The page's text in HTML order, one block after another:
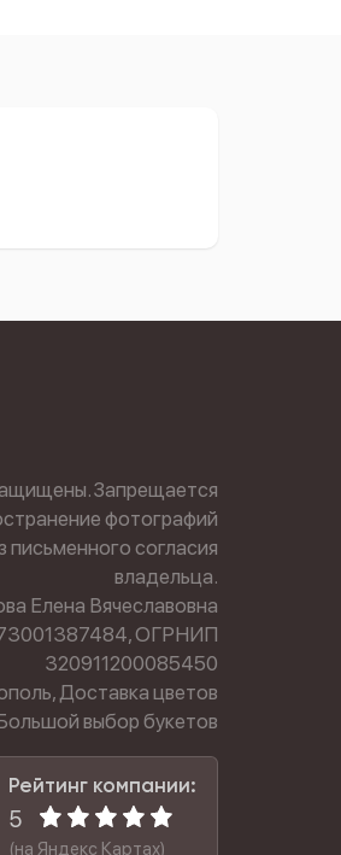
Запрещается
фотографий
письменного согласия
владельца.
Елена Вячеславовна
ОГРНИП
320911200085450
Доставка цветов
выбор букетов
Рейтинг компании:
5
(на Яндекс Картах)